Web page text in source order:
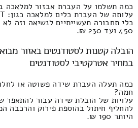
כמה תשלמו על העברת אבזור למלאכה
כלי תחבורה תעשייתיים לנשיאה וזה לא
450 ועד 230 ₪.
הובלה קטנות לסטודנטים באזור
במחיר אטרקטיבי לסטודנטים
כמה תעלה העברת שידה פשוטה או
חמה?
עלויות של הובלת שידה עבור להתאפר
היותר 190 ₪.